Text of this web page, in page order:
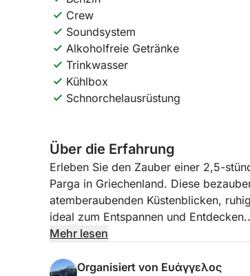
Crew
Soundsystem
Alkoholfreie Getränke
Trinkwasser
Kühlbox
Schnorchelausrüstung
Über die Erfahrung
Erleben Sie den Zauber einer 2,5-
Parga in Griechenland. Diese
atemberaubenden Küstenblicken,
ideal zum Entspannen und Entdecken.
Beobachten Sie, wie sich der Himmel
Mehr lesen
Organisiert von Ευάγγελος